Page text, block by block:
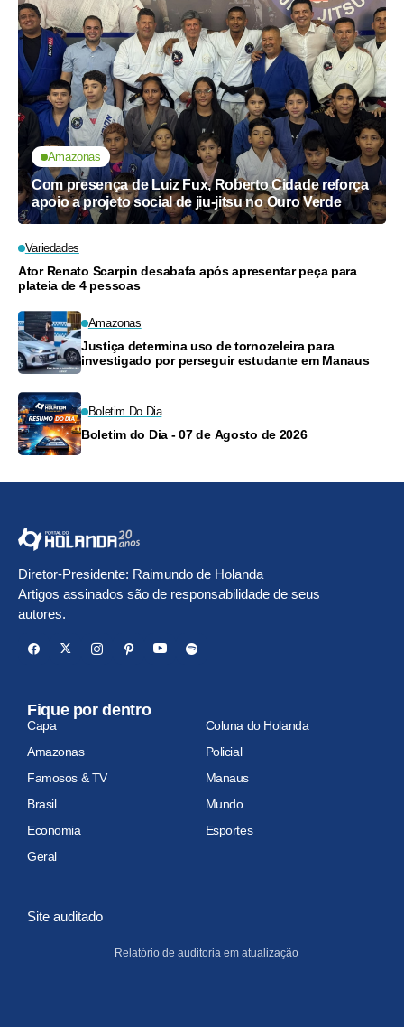
Amazonas
Com presença de Luiz Fux, Roberto Cidade reforça
apoio a projeto social de jiu-jitsu no Ouro Verde
Variedades
Ator Renato Scarpin desabafa após apresentar peça para
plateia de 4 pessoas
Amazonas
Justiça determina uso de tornozeleira para
investigado por perseguir estudante em Manaus
Boletim Do Dia
Boletim do Dia - 07 de Agosto de 2026
Diretor-Presidente: Raimundo de Holanda
Artigos assinados são de responsabilidade de seus
autores.
Fique por dentro
Capa
Coluna do Holanda
Amazonas
Policial
Famosos & TV
Manaus
Brasil
Mundo
Economia
Esportes
Geral
Site auditado
Relatório de auditoria em atualização